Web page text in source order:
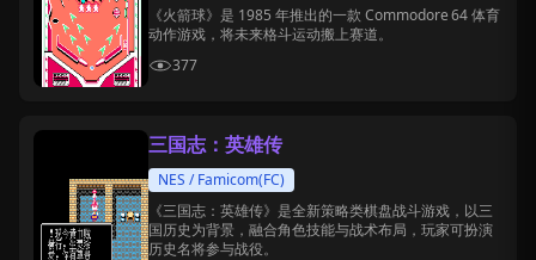
最近玩过
《火箭球》是 1985 年推出的一款 Commodore 64 体育
动作游戏，将未来格斗运动搬上赛道。
377
三国志：英雄传
NES / Famicom(FC)
《三国志：英雄传》是全新策略类棋盘战斗游戏，以三
国历史为背景，融合角色技能与战术布局，玩家可扮演
历史名将参与战役。